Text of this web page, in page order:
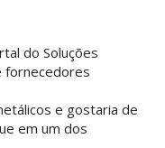
do Soluções
fornecedores
e gostaria de
em um dos